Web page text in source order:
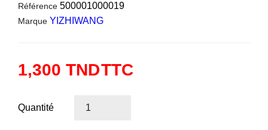
Référence 500001000019
Marque YIZHIWANG
1,300 TNDTTC
Quantité